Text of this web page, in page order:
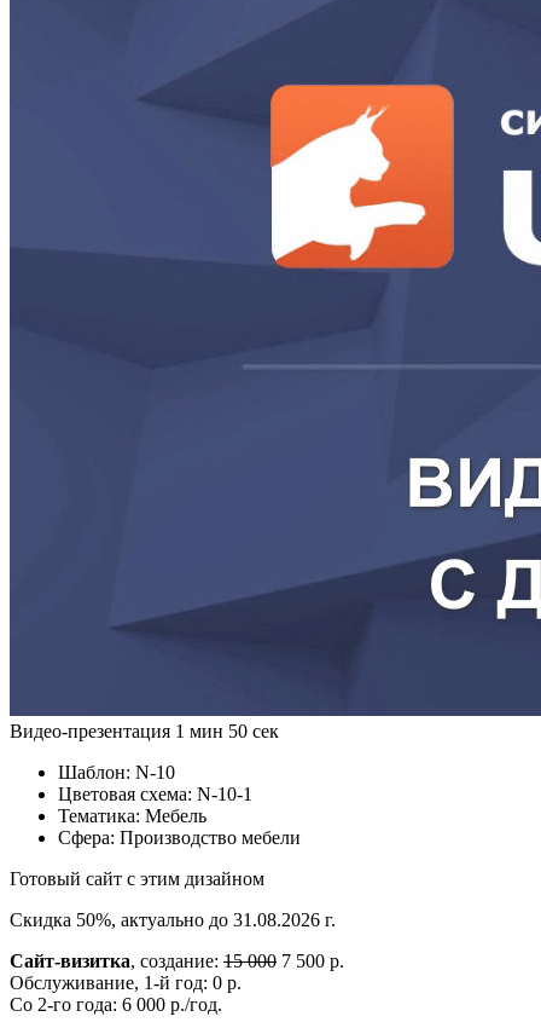
Видео-презентация 1 мин 50 сек
Шаблон: N-10
Цветовая схема: N-10-1
Тематика: Мебель
Сфера: Производство мебели
Готовый сайт с этим дизайном
Скидка 50%, актуально до 31.08.2026 г.
Сайт-визитка, создание: 15 000 7 500 р.
Обслуживание, 1-й год: 0 р.
Со 2-го года: 6 000 р./год.